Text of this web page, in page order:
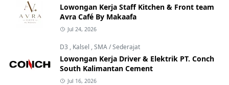
Lowongan Kerja Staff Kitchen & Front team
Avra Café By Makaafa
Jul 24, 2026
D3 , Kalsel ,SMA / Sederajat
Lowongan Kerja Driver & Elektrik PT. Conch
South Kalimantan Cement
Jul 16, 2026